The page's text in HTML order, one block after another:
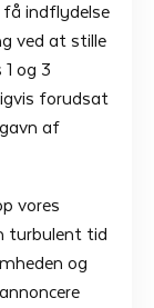
indflydelse
ved at stille
og 3
forudsat
af
vores
turbulent tid
og